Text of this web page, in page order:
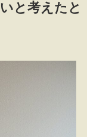
と考えたと